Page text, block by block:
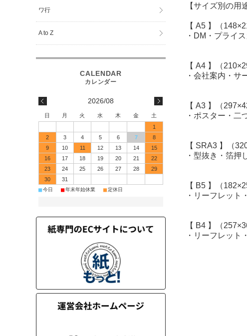
【サイズ別の用
【 A5 】（
・DM・プライ
【 A4 】（
・会社案内・サ
【 A3 】（
・ポスター・二
【 SRA3 】（
・型抜き・箔押
【 B5 】（
・リーフレット
【 B4 】（
・リーフレット
ワ行
A to Z
2026/08
日 月 火 水 木 金
土
1
2
3 4 5 6 7
8
9
10 11 12 13 14
15
16
17 18 19 20 21
22
23
24 25 26 27 28
29
30
31
■今日 ■年末年始休業 ■定休日